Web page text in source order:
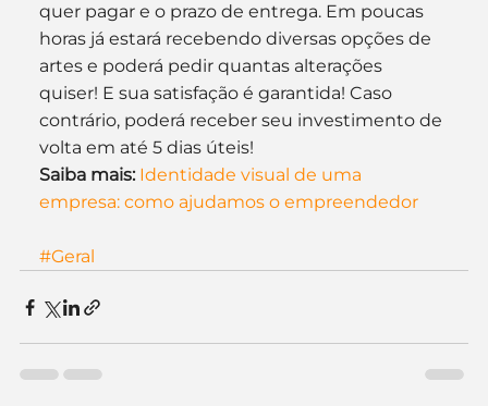
quer pagar e o prazo de entrega. Em poucas
horas já estará recebendo diversas opções de
artes e poderá pedir quantas alterações
quiser! E sua satisfação é garantida! Caso
contrário, poderá receber seu investimento de
volta em até 5 dias úteis!
Saiba mais: Identidade visual de uma
empresa: como ajudamos o empreendedor
#Geral